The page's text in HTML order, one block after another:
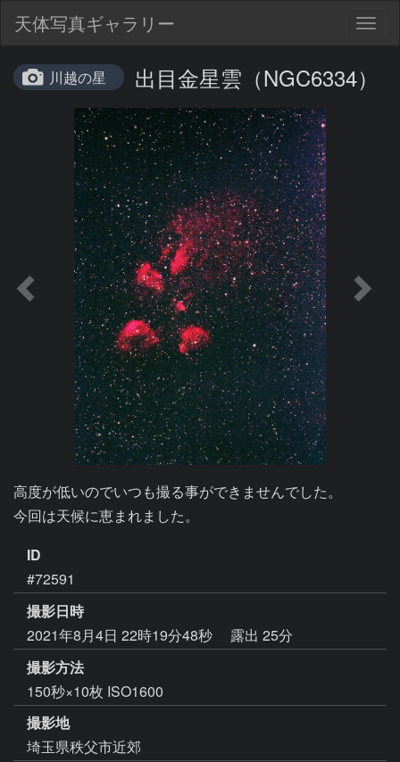
天体写真ギャラリー
川越の星 出目金星雲（NGC6334）
高度が低いのでいつも撮る事ができませんでした。
今回は天候に恵まれました。
ID
#72591
撮影日時
2021年8月4日 22時19分48秒
露出 25分
撮影方法
150秒×10枚 ISO1600
撮影地
埼玉県秩父市近郊